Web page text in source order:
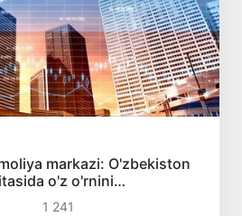
markazi: O'zbekiston
o'z o'rnini
1 241